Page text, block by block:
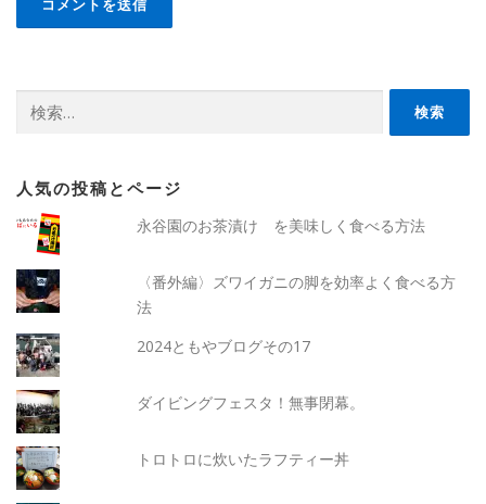
索:
人気の投稿とページ
永谷園のお茶漬け を美味しく食べる方法
〈番外編〉ズワイガニの脚を効率よく食べる方
法
2024ともやブログその17
ダイビングフェスタ！無事閉幕。
トロトロに炊いたラフティー丼